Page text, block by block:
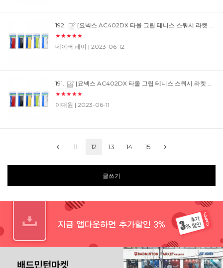
192. [요넥스 AC402DX 타올 그립 테니스 스쿼시 라켓 손잡이 테이프] 겨울에는 타올그립쓰면 좀 까지고 아픈데 여름엔 좋아요
★★★★★
네이버 페이 | 2023-06-12
191. [요넥스 AC402DX 타올 그립 테니스 스쿼시 라켓 손잡이 테이프] 이쁘고 잘 맞아요. 잘 입을게요.
★★★★★
이대원 | 2023-06-11
11 12 13 14 15
글쓰기